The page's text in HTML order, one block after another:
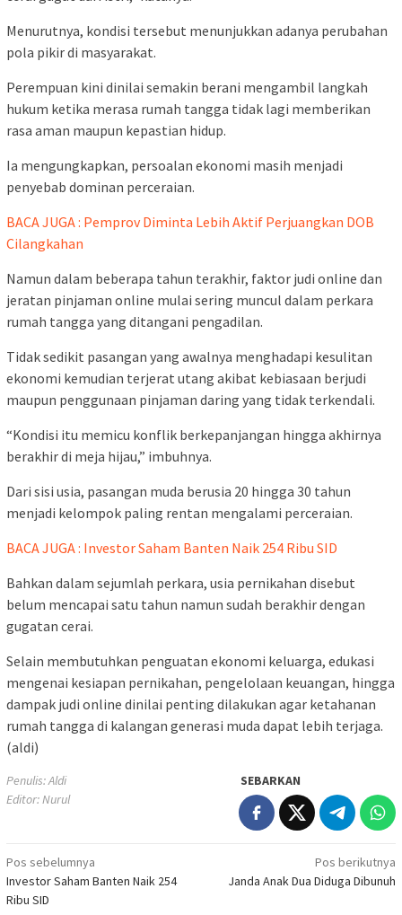
Menurutnya, kondisi tersebut menunjukkan adanya perubahan
pola pikir di masyarakat.
Perempuan kini dinilai semakin berani mengambil langkah
hukum ketika merasa rumah tangga tidak lagi memberikan
rasa aman maupun kepastian hidup.
Ia mengungkapkan, persoalan ekonomi masih menjadi
penyebab dominan perceraian.
BACA JUGA : Pemprov Diminta Lebih Aktif Perjuangkan DOB
Cilangkahan
Namun dalam beberapa tahun terakhir, faktor judi online dan
jeratan pinjaman online mulai sering muncul dalam perkara
rumah tangga yang ditangani pengadilan.
Tidak sedikit pasangan yang awalnya menghadapi kesulitan
ekonomi kemudian terjerat utang akibat kebiasaan berjudi
maupun penggunaan pinjaman daring yang tidak terkendali.
“Kondisi itu memicu konflik berkepanjangan hingga akhirnya
berakhir di meja hijau,” imbuhnya.
Dari sisi usia, pasangan muda berusia 20 hingga 30 tahun
menjadi kelompok paling rentan mengalami perceraian.
BACA JUGA : Investor Saham Banten Naik 254 Ribu SID
Bahkan dalam sejumlah perkara, usia pernikahan disebut
belum mencapai satu tahun namun sudah berakhir dengan
gugatan cerai.
Selain membutuhkan penguatan ekonomi keluarga, edukasi
mengenai kesiapan pernikahan, pengelolaan keuangan, hingga
dampak judi online dinilai penting dilakukan agar ketahanan
rumah tangga di kalangan generasi muda dapat lebih terjaga.
(aldi)
Penulis: Aldi
Editor: Nurul
SEBARKAN
Navigasi
pos
Pos sebelumnya
Investor Saham Banten Naik 254
Ribu SID
Pos berikutnya
Janda Anak Dua Diduga Dibunuh